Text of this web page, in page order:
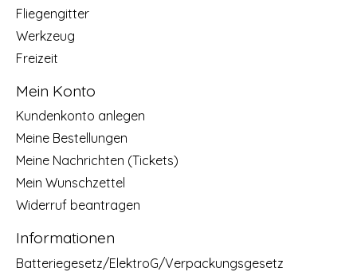
Fliegengitter
Werkzeug
Freizeit
Mein Konto
Kundenkonto anlegen
Meine Bestellungen
Meine Nachrichten (Tickets)
Mein Wunschzettel
Widerruf beantragen
Informationen
Batteriegesetz/ElektroG/Verpackungsgesetz